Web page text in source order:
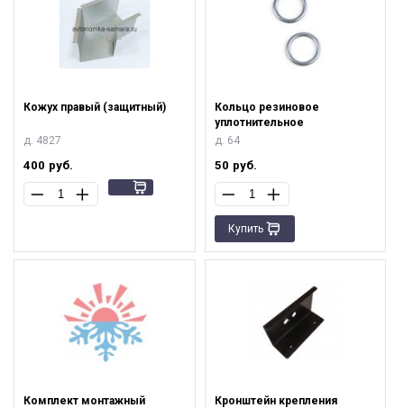
Кожух правый (защитный)
д. 4827
400 руб.
Кольцо резиновое
уплотнительное
д. 64
50 руб.
Купить
Комплект монтажный
Кронштейн крепления